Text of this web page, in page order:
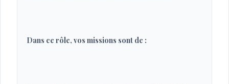
Dans ce rôle, vos missions sont de :